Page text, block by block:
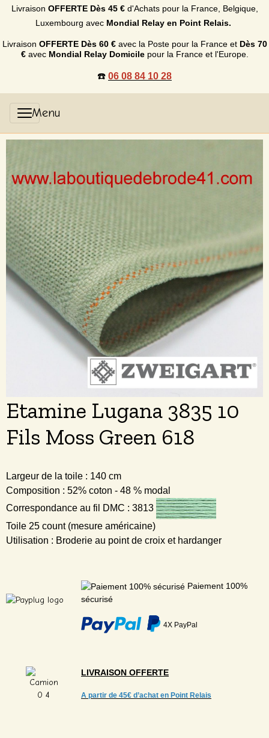
Livraison OFFERTE Dès 45 €d'Achats pour la France, Belgique,
Luxembourg avec Mondial Relay en Point Relais.
Livraison OFFERTE Dès 60 €avec la Poste pour la France et Dès 70
€avec Mondial Relay Domicilepour la France et l'Europe.
☎️ 06 08 84 10 28
Etamine Lugana 3835 10
Fils Moss Green 618
Largeur de la toile : 140 cm
Composition : 52% coton - 48 % modal
Correspondance au fil DMC : 3813
Toile 25 count (mesure américaine)
Utilisation : Broderie au point de croix et hardanger
Paiement 100%
sécurisé
4X PayPal
LIVRAISON OFFERTE
A partir de 45€ d’achat en Point Relais